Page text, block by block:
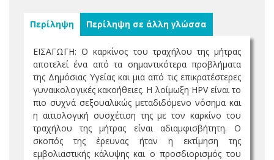
Περίληψη Περίληψη σε άλλη γλώσσα
ΕΙΣΑΓΩΓΗ: Ο καρκίνος του τραχήλου της μήτρας
αποτελεί ένα από τα σημαντικότερα προβλήματα
της Δημόσιας Υγείας και μια από τις επικρατέστερες
γυναικολογικές κακοήθειες. Η λοίμωξη ΗPV είναι το
πιο συχνά σεξουαλικώς μεταδιδόμενο νόσημα και
η αιτιολογική συσχέτιση της με τον καρκίνο του
τραχήλου της μήτρας είναι αδιαμφισβήτητη. Ο
σκοπός της έρευνας ήταν η εκτίμηση της
εμβολιαστικής κάλυψης και ο προσδιορισμός του